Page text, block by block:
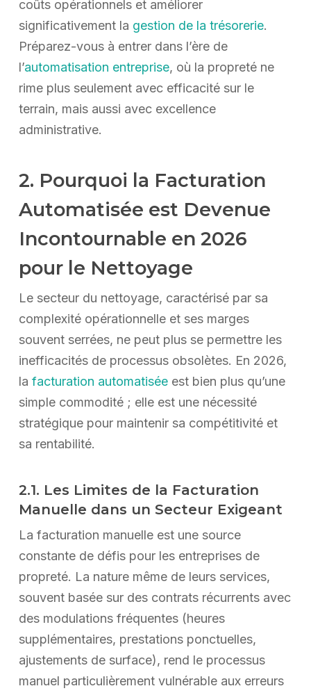
coûts opérationnels et améliorer
significativement la gestion de la trésorerie.
Préparez-vous à entrer dans l’ère de
l’automatisation entreprise, où la propreté ne
rime plus seulement avec efficacité sur le
terrain, mais aussi avec excellence
administrative.
2. Pourquoi la Facturation
Automatisée est Devenue
Incontournable en 2026
pour le Nettoyage
Le secteur du nettoyage, caractérisé par sa
complexité opérationnelle et ses marges
souvent serrées, ne peut plus se permettre les
inefficacités de processus obsolètes. En 2026,
la facturation automatiséeest bien plus qu’une
simple commodité ; elle est une nécessité
stratégique pour maintenir sa compétitivité et
sa rentabilité.
2.1. Les Limites de la Facturation
Manuelle dans un Secteur Exigeant
La facturation manuelle est une source
constante de défis pour les entreprises de
propreté. La nature même de leurs services,
souvent basée sur des contrats récurrents avec
des modulations fréquentes (heures
supplémentaires, prestations ponctuelles,
ajustements de surface), rend le processus
manuel particulièrement vulnérable aux erreurs